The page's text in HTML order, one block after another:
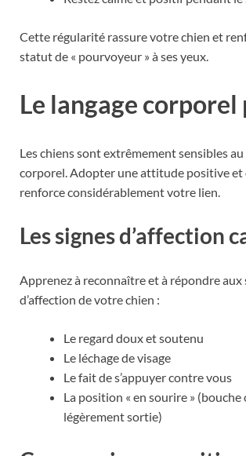
Cette régularité rassure votre chien et
statut de « pourvoyeur » à ses yeux.
Le langage
Les chiens sont extrêmement sensibles au
corporel. Adopter une attitude positive et
renforce considérablement votre lien.
Les signes d’affection
Apprenez à reconnaître et à répondre aux
d’affection de votre chien :
Le regard doux et soutenu
Le léchage de visage
Le fait de s’appuyer contre vous
La position « en sourire »
légèrement sortie)